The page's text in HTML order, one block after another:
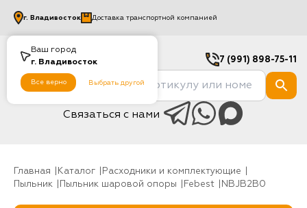
Ваш город
г. Владивосток
Все верно Выбрать другой
г. Владивосток Доставка транспортной компанией
7 (991) 898-75-11
Связаться с нами
Главная Каталог
Расходники и комплектующие
Пыльник
Пыльник шаровой опоры Febest NBJB2B0